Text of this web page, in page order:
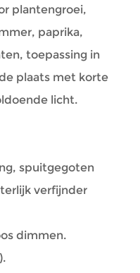
plantengroei,
paprika,
toepassing in
plaats met korte
licht.
spuitgegoten
verfijnder
dimmen.